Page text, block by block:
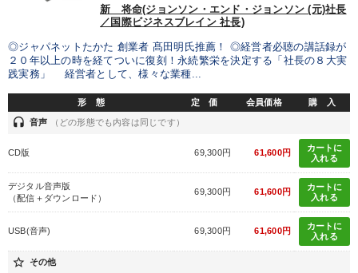
タグ・キーワード
中小企業 聞き手・作間信司 ベンチャー 運勢・先見
相続・事業承継 大竹愼一
労務問題・リスク対策 繁盛 海外の成功事例
デザイン 生き方の指針 経済予測
※「更新」を押すと「タグ・キーワード」を更新いただけます。
新 将命(ジョンソン・エンド・ジョンソン (元)社長
／国際ビジネスブレイン 社長)
◎ジャパネットたかた 創業者 髙田明氏推薦！ ◎経営者必聴の講話録が
２０年以上の時を経てついに復刻！永続繁栄を決定する「社長の８大実
践実務」 経営者として、様々な業種...
形 態 定 価 会員価格 購 入
headset 音声 （どの形態でも内容は同じです）
CD版 69,300円 61,600円
カートに
入れる
デジタル音声版
（配信＋ダウンロード）
69,300円 61,600円
カートに
入れる
USB(音声) 69,300円 61,600円
カートに
入れる
star_border その他